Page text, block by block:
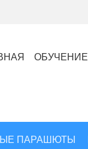
ОБУЧЕНИЕ
ПАРАШЮТЫ